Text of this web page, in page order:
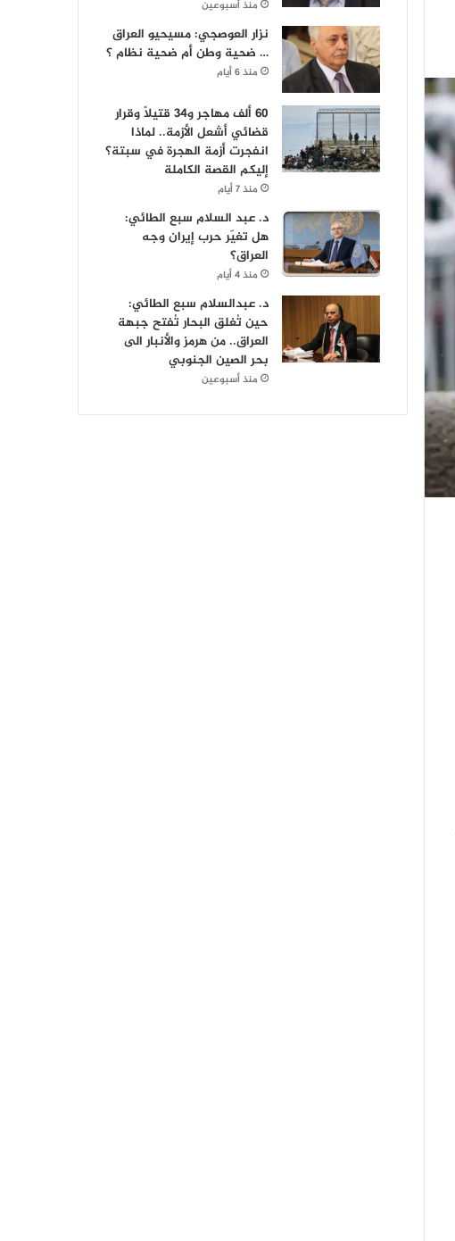
منذ أسبوعين
نزار العوصجي: مسيحيو العراق
… ضحية وطن أم ضحية نظام ؟
منذ 6 أيام
60 ألف مهاجر و34 قتيلاً وقرار
قضائي أشعل الأزمة.. لماذا
انفجرت أزمة الهجرة في سبتة؟
إليكم القصة الكاملة
منذ 7 أيام
د. عبد السلام سبع الطائي:
هل تغيّر حرب إيران وجه
العراق؟
منذ 4 أيام
د. عبدالسلام سبع الطائي:
حين تُغلق البحار تُفتح جبهة
العراق.. من هرمز والأنبار الى
بحر الصين الجنوبي
منذ أسبوعين